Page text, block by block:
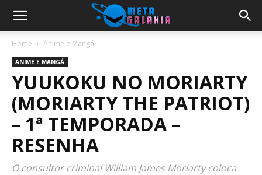
Home Anime e Mangá
ANIME E MANGÁ
YUUKOKU NO MORIARTY
(MORIARTY THE PATRIOT)
– 1ª TEMPORADA –
RESENHA
O consultor criminal William James Moriarty coloca